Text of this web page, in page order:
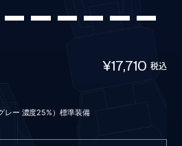
¥17,710 税込
レー 濃度25%）標準装備